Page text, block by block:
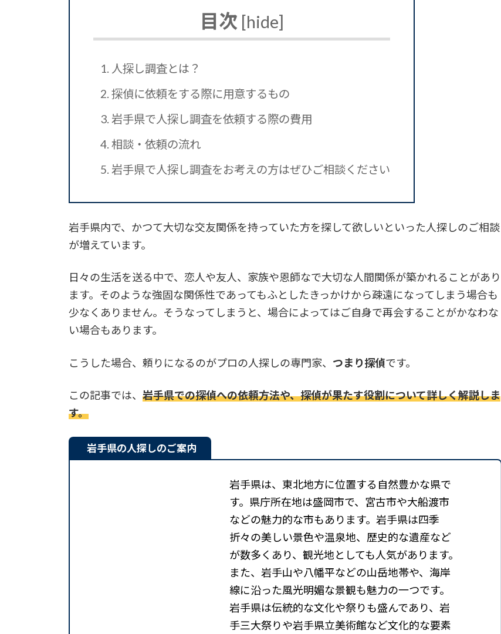
目次 [hide]
1. 人探し調査とは？
2. 探偵に依頼をする際に用意するもの
3. 岩手県で人探し調査を依頼する際の費用
4. 相談・依頼の流れ
5. 岩手県で人探し調査をお考えの方はぜひご相談ください
岩手県内で、かつて大切な交友関係を持っていた方を探して欲しいといった人探しのご相談
が増えています。
日々の生活を送る中で、恋人や友人、家族や恩師なで大切な人間関係が築かれることがあり
ます。そのような強固な関係性であってもふとしたきっかけから疎遠になってしまう場合も
少なくありません。そうなってしまうと、場合によってはご自身で再会することがかなわな
い場合もあります。
こうした場合、頼りになるのがプロの人探しの専門家、 つまり探偵です。
この記事では、 岩手県での探偵への依頼方法や、探偵が果たす役割について詳しく解説しま
す。
岩手県の人探しのご案内
岩手県は、東北地方に位置する自然豊かな県で
す。県庁所在地は盛岡市で、宮古市や大船渡市
などの魅力的な市もあります。岩手県は四季
折々の美しい景色や温泉地、歴史的な遺産など
が数多くあり、観光地としても人気があります。
また、岩手山や八幡平などの山岳地帯や、海岸
線に沿った風光明媚な景観も魅力の一つです。
岩手県は伝統的な文化や祭りも盛んであり、岩
手三大祭りや岩手県立美術館など文化的な要素